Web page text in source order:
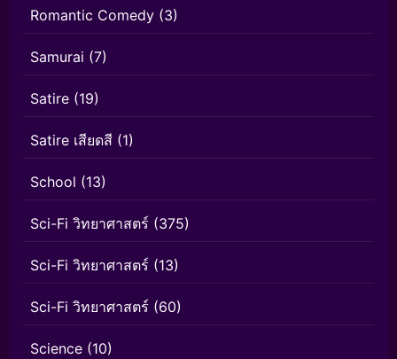
Romantic Comedy (3)
Samurai (7)
Satire (19)
Satire เสียดสี (1)
School (13)
Sci-Fi วิทยาศาสตร์ (375)
Sci-Fi วิทยาศาสตร์ (13)
Sci-Fi วิทยาศาสตร์ (60)
Science (10)